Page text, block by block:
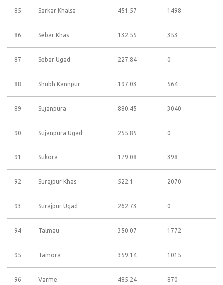
85 Sarkar Khalsa 451.57 1498
86 Sebar Khas 132.55 353
87 Sebar Ugad 227.84 0
88 Shubh Kannpur 197.03 564
89 Sujanpura 880.45 3040
90 Sujanpura Ugad 255.85 0
91 Sukora 179.08 398
92 Surajpur Khas 522.1 2070
93 Surajpur Ugad 262.73 0
94 Talmau 350.07 1772
95 Tamora 359.14 1015
96 Varme 485.24 870